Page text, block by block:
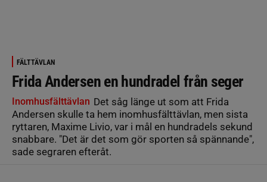
FÄLTTÄVLAN
Frida Andersen en hundradel från seger
Inomhusfälttävlan Det såg länge ut som att Frida
Andersen skulle ta hem inomhusfälttävlan, men sista
ryttaren, Maxime Livio, var i mål en hundradels sekund
snabbare. "Det är det som gör sporten så spännande",
sade segraren efteråt.